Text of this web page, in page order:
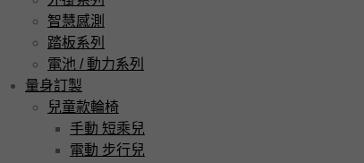
智慧感測
踏板系列
電池 / 動力系列
量身訂製
兒童款輪椅
手動 短乘兒
電動 步行兒